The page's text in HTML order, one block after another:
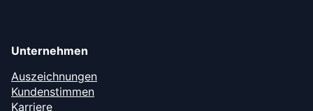
Unternehmen
Auszeichnungen
Kundenstimmen
Karriere